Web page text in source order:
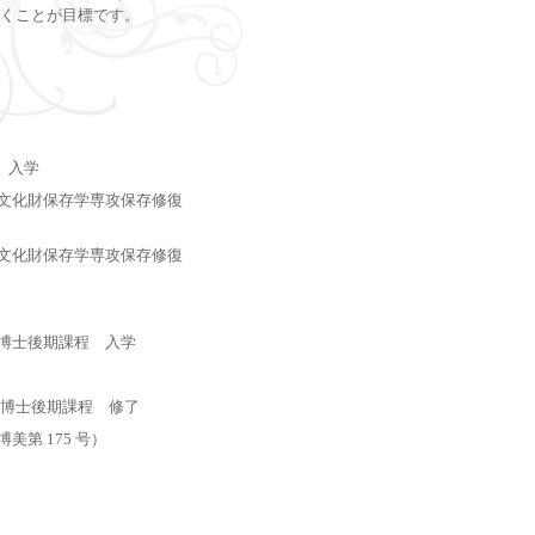
ことが目標です。
入学
化財保存学専攻保存修復
化財保存学専攻保存修復
士後期課程 入学
博士後期課程 修了
美第 175 号）